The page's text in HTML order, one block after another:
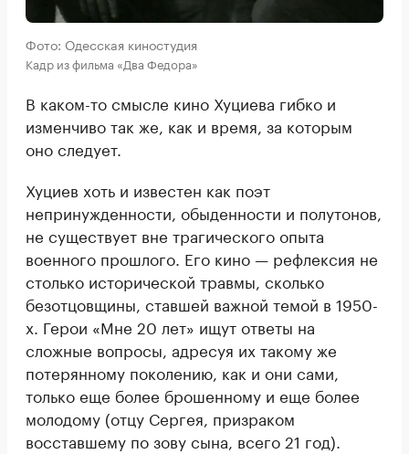
Фото: Одесская киностудия
Кадр из фильма «Два Федора»
В каком-то смысле кино Хуциева гибко и
изменчиво так же, как и время, за которым
оно следует.
Хуциев хоть и известен как поэт
непринужденности, обыденности и полутонов,
не существует вне трагического опыта
военного прошлого. Его кино — рефлексия не
столько исторической травмы, сколько
безотцовщины, ставшей важной темой в 1950-
х. Герои «Мне 20 лет» ищут ответы на
сложные вопросы, адресуя их такому же
потерянному поколению, как и они сами,
только еще более брошенному и еще более
молодому (отцу Сергея, призраком
восставшему по зову сына, всего 21 год).